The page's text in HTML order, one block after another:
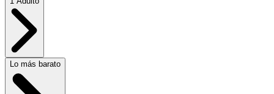
Lo más barato